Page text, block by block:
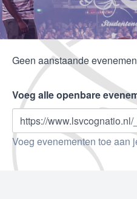
Geen aanstaande
Voeg alle openbare
https://
Voeg evenementen toe aan